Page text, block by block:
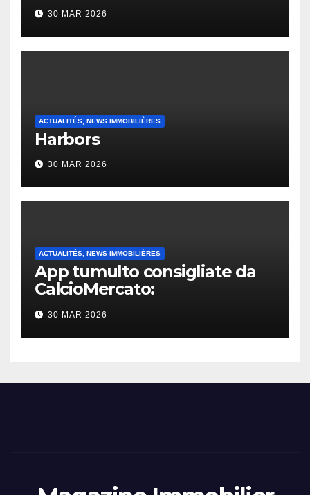
30 MAR 2026
ACTUALITÉS, NEWS IMMOBILIÈRES
Harbors
30 MAR 2026
ACTUALITÉS, NEWS IMMOBILIÈRES
App tumulto consigliate da
CalcioMercato:
considerazione di gennaio
2026
30 MAR 2026